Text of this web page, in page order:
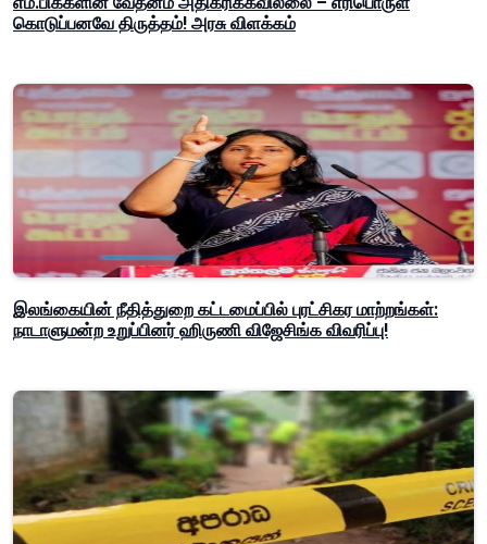
கொடுப்பனவே திருத்தம்! அரசு விளக்கம்
இலங்கையின் நீதித்துறை கட்டமைப்பில் புரட்சிகர மாற்றங்கள்:
நாடாளுமன்ற உறுப்பினர் ஹிருணி விஜேசிங்க விவரிப்பு!